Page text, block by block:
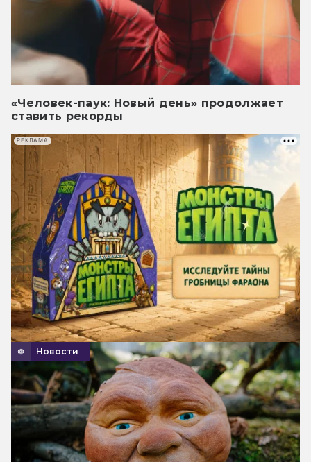
«Человек-паук: Новый день» продолжает
ставить рекорды
Новости
РЕКЛАМА